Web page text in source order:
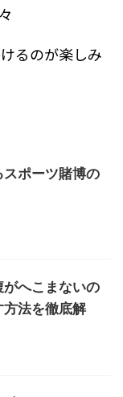
るのが楽しみ
ポーツ賭博の
へこまないの
法を徹底解